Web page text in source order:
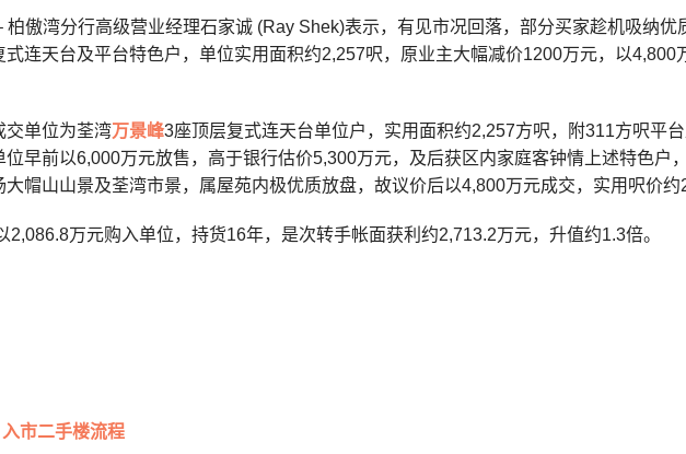
柏傲湾分行高级营业经理石家诚 (Ray Shek)表示，有见市况回落，部分买家趁机吸纳优
式连天台及平台特色户，单位实用面积约2,257呎，原业主大幅减价1200万元，以4,800
交单位为荃湾万景峰3座顶层复式连天台单位户，实用面积约2,257方呎，附311方呎平
位早前以6,000万元放售，高于银行估价5,300万元，及后获区内家庭客钟情上述特色户
帽山山景及荃湾市景，属屋苑内极优质放盘，故议价后以4,800万元成交，实用呎价约
2,086.8万元购入单位，持货16年，是次转手帐面获利约2,713.2万元，升值约1.3倍。
入市二手楼流程